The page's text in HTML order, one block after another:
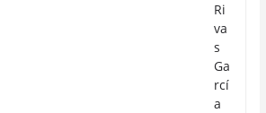
Ri
va
s
Ga
rcí
a